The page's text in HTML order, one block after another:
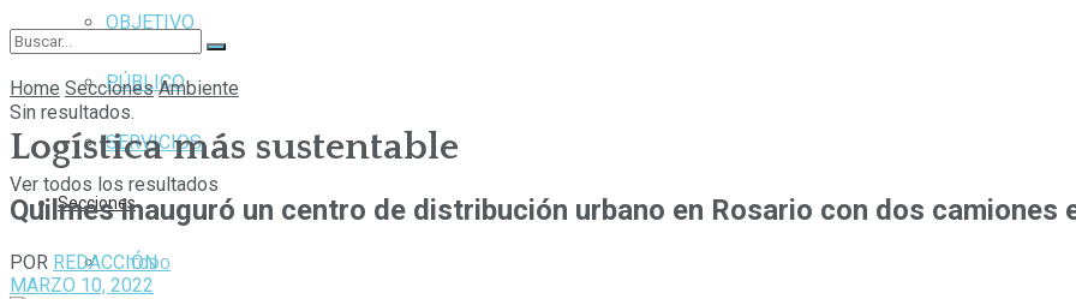
OBJETIVO
PÚBLICO
SERVICIOS
Secciones
TODO
Sin resultados.
Ver todos los resultados
Home Secciones Ambiente
Logística más sustentable
Quilmes inauguró un centro de distribución urbano en Rosario con dos
POR REDACCIÓN
MARZO 10, 2022